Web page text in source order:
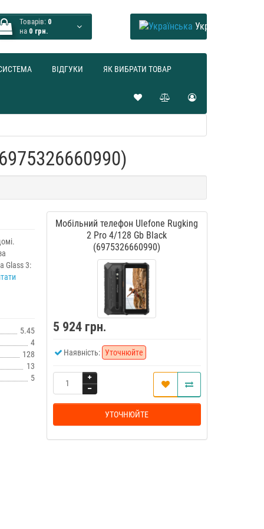
Товарів: 0
на 0 грн. Українська
ВІДГУКИ ЯК ВИБРАТИ ТОВАР
Glass 3:
5.45
4
128
13
5
Мобільний телефон Ulefone Rugking
2 Pro 4/128 Gb Black
(6975326660990)
5 924 грн.
Наявність: Уточнюйте
УТОЧНЮЙТЕ